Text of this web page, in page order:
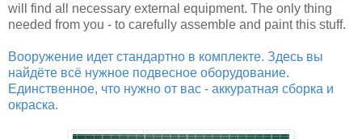
will find all necessary external equipment. The only thing
needed from you - to carefully assemble and paint this stuff.
Вооружение идет стандартно в комплекте. Здесь вы
найдёте всё нужное подвесное оборудование.
Единственное, что нужно от вас - аккуратная сборка и
окраска.